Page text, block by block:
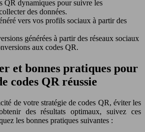
QR dynamiques pour suivre les
des données.
vers vos profils sociaux à partir des
générées à partir des réseaux sociaux
aux codes QR.
et bonnes pratiques pour
codes QR réussie
de votre stratégie de codes QR, éviter les
des résultats optimaux, suivez ces
les bonnes pratiques suivantes :